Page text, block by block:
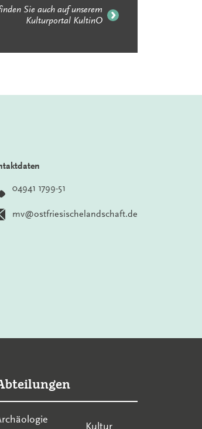
Sie auch auf unserem
Kulturportal KultinO
04941 1799-51
mv@ostfriesischelandschaft.de
Kultur